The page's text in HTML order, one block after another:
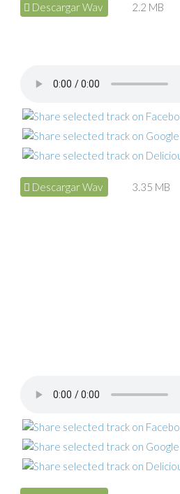
Descargar Wav 2.2 MB
Descargar Wav 3.35 MB